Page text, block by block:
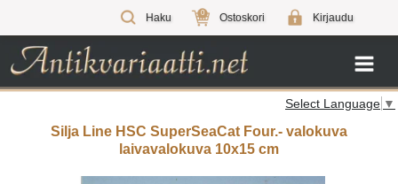
Haku 0 Ostoskori Kirjaudu
Select Language ▼
Silja Line HSC SuperSeaCat Four.- valokuva
laivavalokuva 10x15 cm